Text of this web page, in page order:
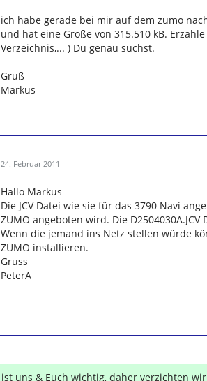
ich habe gerade bei mir auf dem zumo
und hat eine Größe von 315.510 kB.
Verzeichnis,... ) Du genau suchst.
Gruß
Markus
24. Februar 2011
Hallo Markus
Die JCV Datei wie sie für das 3790 Navi
ZUMO angeboten wird. Die
Wenn die jemand ins Netz stellen würde
ZUMO installieren.
Gruss
PeterA
ist uns & Euch wichtig, daher verzichten